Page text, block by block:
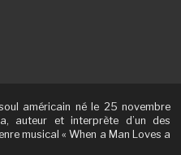
américain né le 25 novembre
auteur et interprète d’un des
musical « When a Man Loves a